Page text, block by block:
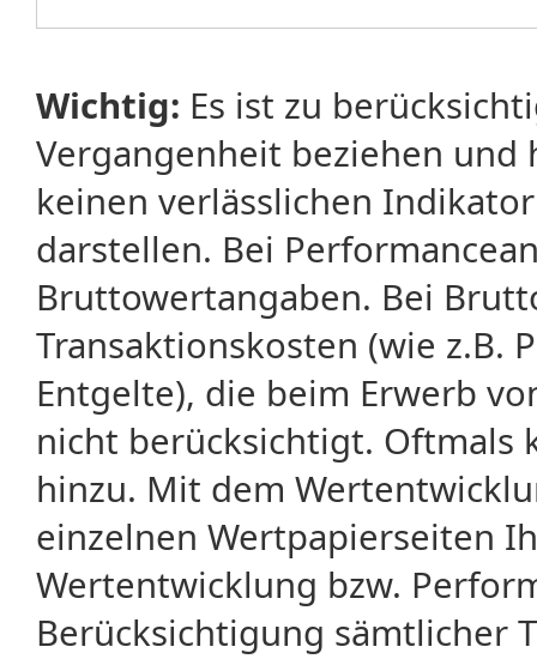
Wichtig: Es ist zu
Vergangenheit beziehen
keinen verlässlichen
darstellen. Bei
Bruttowertangaben. Bei
Transaktionskosten (wie z.B.
Entgelte), die beim Erwerb
nicht berücksichtigt. Oftmals
hinzu. Mit dem
einzelnen Wertpapierseiten
Wertentwicklung bzw.
Berücksichtigung sämtlicher